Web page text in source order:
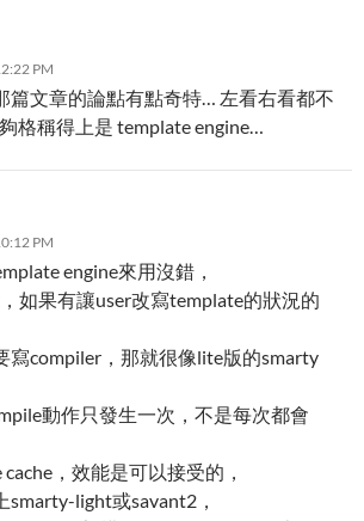
PM
篇文章的論點有點奇特… 左看右看都不
格稱得上是 template engine…
PM
engine來用沒錯，
如果有讓user改寫template的狀況的
寫compiler，那就很像lite版的smarty
動作只發生一次，不是每次都會
，效能是可以接受的，
smarty-light或savant2，